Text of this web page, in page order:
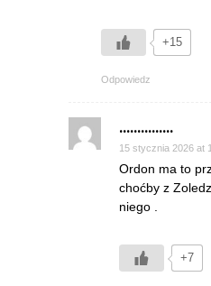
+15
Odpowiedz
...............
15 stycznia 2026 at
Ordon ma to
choćby z
niego .
+7